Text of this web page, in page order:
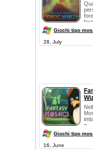
Giochi tipo
28, July
n...
Giochi tipo
16, June